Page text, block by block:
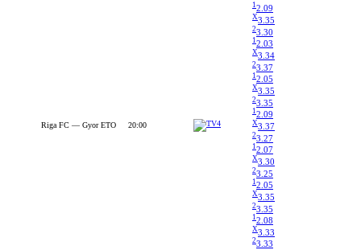
Riga FC — Gyor ETO 20:00
12.09
X3.35
23.30
12.03
X3.34
23.37
12.05
X3.35
23.35
12.09
X3.37
23.27
12.07
X3.30
23.25
12.05
X3.35
23.35
12.08
X3.33
23.33